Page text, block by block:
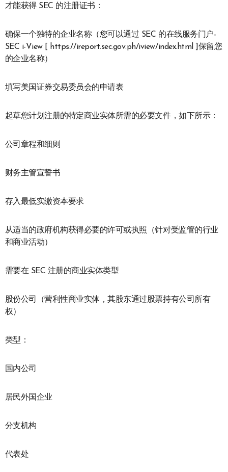
才能获得 SEC 的注册证书：
确保一个独特的企业名称（您可以通过 SEC 的在线服务门户-
SEC i-View [ https://ireport.sec.gov.ph/iview/index.html ]保留您
的企业名称）
填写美国证券交易委员会的申请表
起草您计划注册的特定商业实体所需的必要文件，如下所示：
公司章程和细则
财务主管宣誓书
存入最低实缴资本要求
从适当的政府机构获得必要的许可或执照（针对受监管的行业
和商业活动）
需要在 SEC 注册的商业实体类型
股份公司（营利性商业实体，其股东通过股票持有公司所有
权）
类型：
国内公司
居民外国企业
分支机构
代表处